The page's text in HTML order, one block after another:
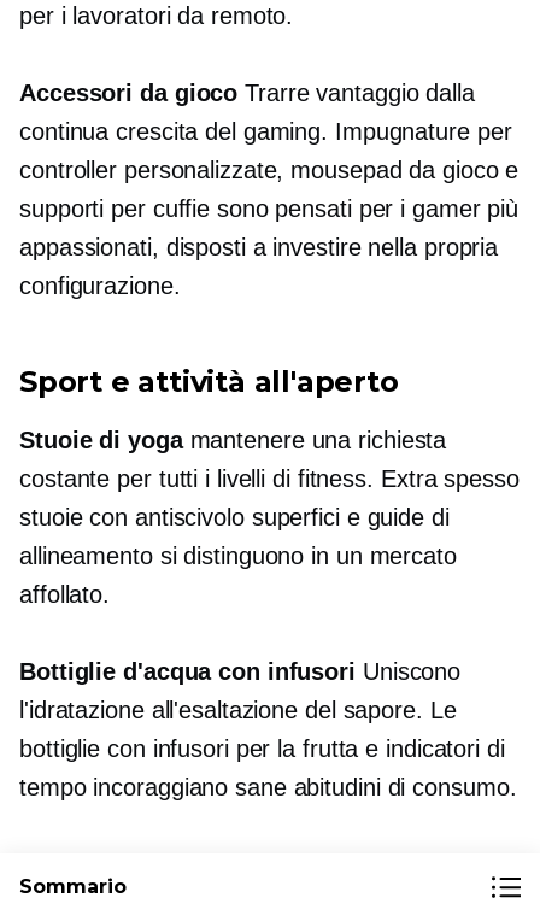
per i lavoratori da remoto.
Accessori da gioco Trarre vantaggio dalla
continua crescita del gaming. Impugnature per
controller personalizzate, mousepad da gioco e
supporti per cuffie sono pensati per i gamer più
appassionati, disposti a investire nella propria
configurazione.
Sport e attività all'aperto
Stuoie di yogamantenere una richiesta
costante per tutti i livelli di fitness. Extra spesso
stuoie con antiscivolosuperfici e guide di
allineamento si distinguono in un mercato
affollato.
Bottiglie d'acqua con infusori Uniscono
l'idratazione all'esaltazione del sapore. Le
bottiglie con infusori per la frutta e indicatori di
tempo incoraggiano sane abitudini di consumo.
Sommario